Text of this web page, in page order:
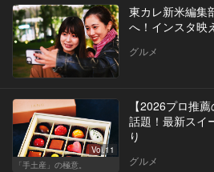
東カレ新米編集
へ！インスタ映
グルメ
Vol.11
「手土産」の極意。
【2026プロ推
話題！最新スイ
り
グルメ